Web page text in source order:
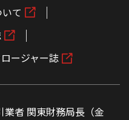
て
ージャー誌
者 関東財務局長（金